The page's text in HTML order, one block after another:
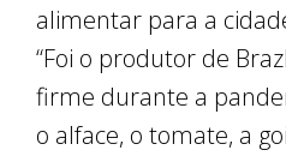
alimentar para a
“Foi o produtor de
firme durante a
o alface, o tomate, a